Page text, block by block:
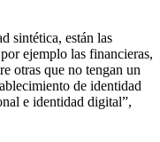
sintética, están las
ejemplo las financieras,
otras que no tengan un
de identidad
e identidad digital”,